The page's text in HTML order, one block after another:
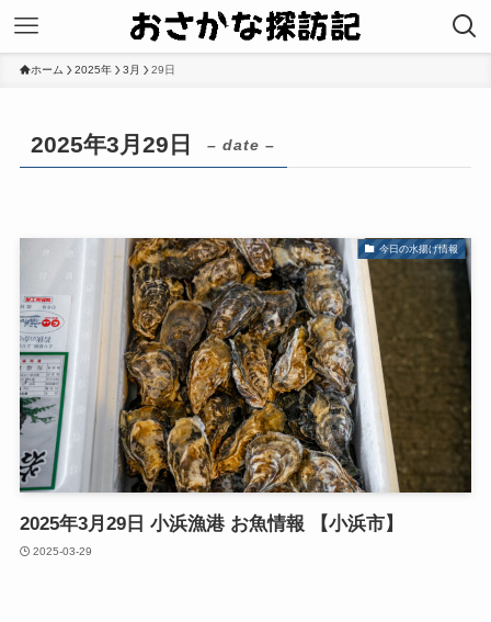
ホーム 2025年 3月 29日
2025年3月29日 – date –
今日の水揚げ情報
2025年3月29日 小浜漁港 お魚情報 【小浜市】
2025-03-29